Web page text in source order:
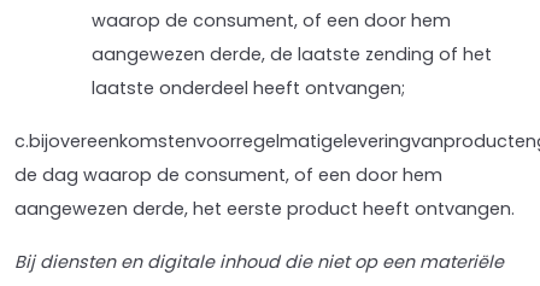
waarop de consument, of een door hem
aangewezen derde, de laatste zending of het
laatste onderdeel heeft ontvangen;
de dag waarop de consument, of een door hem
aangewezen derde, het eerste product heeft ontvangen.
Bij diensten en digitale inhoud die niet op een materiële